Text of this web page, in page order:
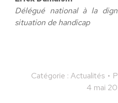
Délégué national à la
situation de handicap
Catégorie : Actualités
4 mai